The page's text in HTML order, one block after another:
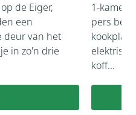
de Eiger,
een
deur van het
in zo'n drie
1-kamer
pers bed,
koff...